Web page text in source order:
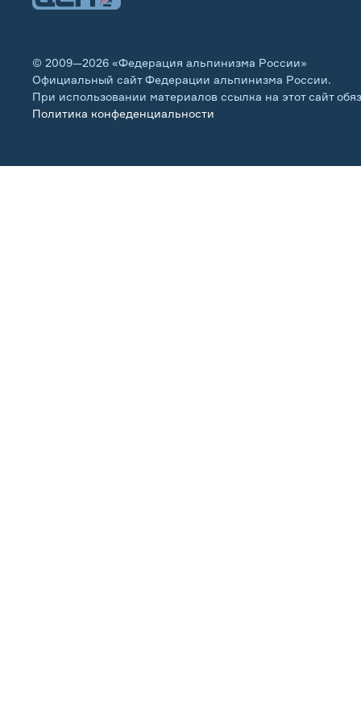
© 2009—2026 «Федерация альпинизма России»
Официальный сайт Федерации альпинизма России.
При использовании материалов ссылка на этот сайт
Политика конфеденциальности